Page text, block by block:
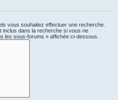
vous souhaitez effectuer une recherche.
inclus dans la recherche si vous ne
les sous-forums » affichée ci-dessous.